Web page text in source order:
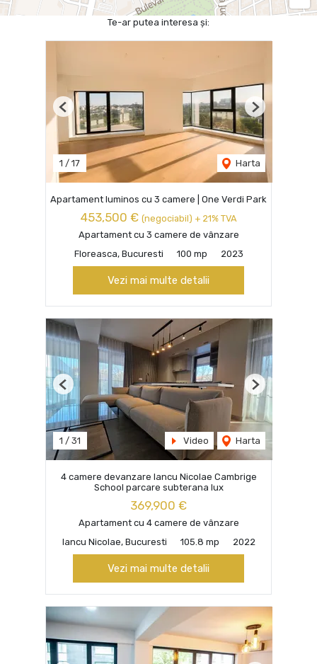
Te-ar putea interesa și:
1 / 17 Harta
Previous Next
Apartament luminos cu 3 camere | One Verdi Park
453,500 € (negociabil) + 21% TVA
Apartament cu 3 camere de vânzare
Floreasca, Bucuresti
100 mp 2023
Vezi mai multe detalii
1 / 31 Video Harta
Previous Next
4 camere devanzare Iancu Nicolae Cambrige
School parcare subterana lux
369,900 €
Apartament cu 4 camere de vânzare
Iancu Nicolae, Bucuresti
105.8 mp 2022
Vezi mai multe detalii